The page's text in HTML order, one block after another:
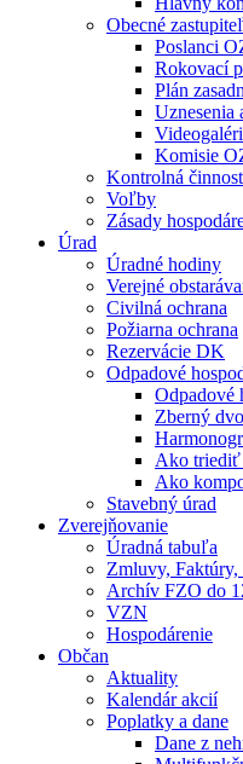
Obecné
Poslanci
Rokovací
Plán
Uznesenia
Komisie
Kontrolná
Voľby
Zásady
Úrad
Úradné hodiny
Verejné
Civilná ochrana
Požiarna ochrana
Rezervácie DK
Odpadové
Odpadové
Zberný
Ako triediť
Ako
Stavebný úrad
Zverejňovanie
Úradná tabuľa
Zmluvy,
Archív FZO do
VZN
Hospodárenie
Občan
Aktuality
Kalendár akcií
Poplatky a dane
Dane z